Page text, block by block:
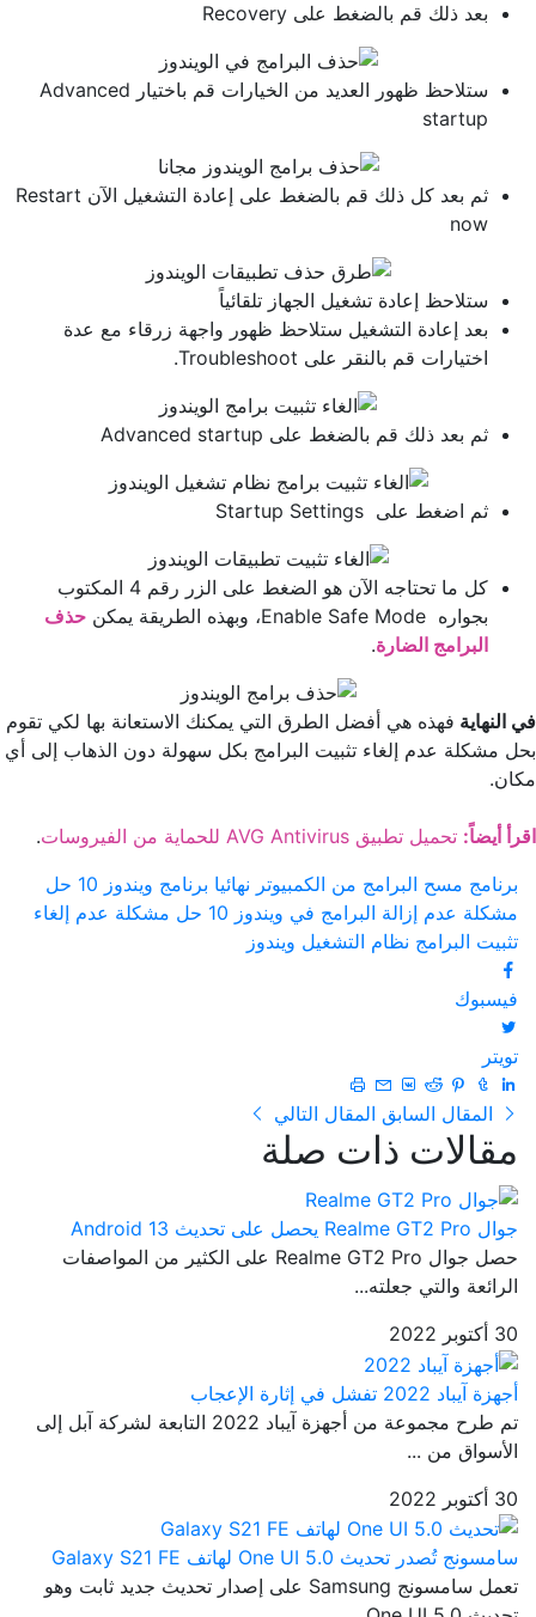
بعد ذلك قم بالضغط على Recovery
ستلاحظ ظهور العديد من الخيارات قم باختيار Advanced
startup
ثم بعد كل ذلك قم بالضغط على إعادة التشغيل الآن Restart
now
ستلاحظ إعادة تشغيل الجهاز تلقائياً
بعد إعادة التشغيل ستلاحظ ظهور واجهة زرقاء مع عدة
اختيارات قم بالنقر على Troubleshoot.
ثم بعد ذلك قم بالضغط على Advanced startup
ثم اضغط على Startup Settings
كل ما تحتاجه الآن هو الضغط على الزر رقم 4 المكتوب
بجواره Enable Safe Mode، وبهذه الطريقة يمكن
حذف
البرامج الضارة.
في النهاية فهذه هي أفضل الطرق التي يمكنك الاستعانة بها لكي تقوم
بحل مشكلة عدم إلغاء تثبيت البرامج بكل سهولة دون الذهاب إلى أي
مكان.
اقرأ أيضاً: تحميل تطبيق AVG Antivirus للحماية من الفيروسات
.
برنامج مسح البرامج من الكمبيوتر نهائيا برنامج ويندوز 10
حل
مشكلة عدم إزالة البرامج في ويندوز 10
حل مشكلة عدم إلغاء
تثبيت البرامج نظام التشغيل ويندوز
فيسبوك
تويتر
المقال السابق المقال التالي
مقالات ذات صلة
جوال Realme GT2 Pro يحصل على تحديث Android 13
حصل جوال Realme GT2 Pro على الكثير من المواصفات
الرائعة والتي جعلته...
30 أكتوبر 2022
أجهزة آيباد 2022 تفشل في إثارة الإعجاب
تم طرح مجموعة من أجهزة آيباد 2022 التابعة لشركة آبل إلى
الأسواق من ...
30 أكتوبر 2022
سامسونج تُصدر تحديث One UI 5.0 لهاتف Galaxy S21 FE
تعمل سامسونج Samsung على إصدار تحديث جديد ثابت وهو